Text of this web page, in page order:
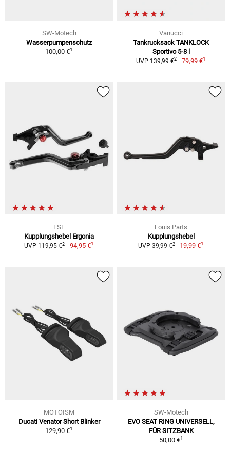
SW-Motech
Wasserpumpenschutz
100,00 €1
Vanucci
Tankrucksack TANKLOCK
Sportivo 5-8 l
UVP 139,99 €2 79,99 €1
LSL
Kupplungshebel Ergonia
UVP 119,95 €2 94,95 €1
Louis Parts
Kupplungshebel
UVP 39,99 €2 19,99 €1
MOTOISM
Ducati Venator Short Blinker
129,90 €1
SW-Motech
EVO SEAT RING UNIVERSELL,
FÜR SITZBANK
50,00 €1